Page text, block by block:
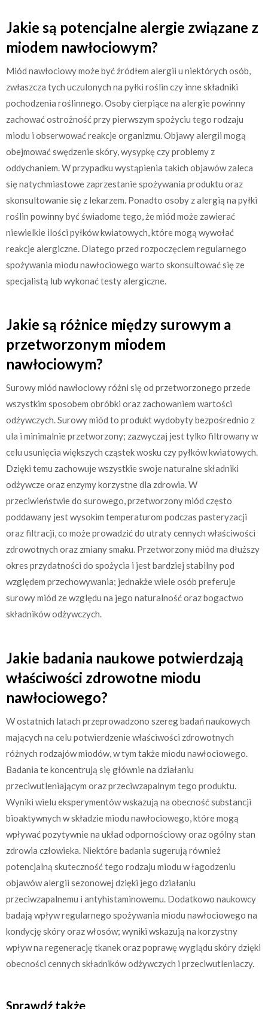
Jakie są potencjalne alergie związane z
miodem nawłociowym?
Miód nawłociowy może być źródłem alergii u niektórych osób,
zwłaszcza tych uczulonych na pyłki roślin czy inne składniki
pochodzenia roślinnego. Osoby cierpiące na alergie powinny
zachować ostrożność przy pierwszym spożyciu tego rodzaju
miodu i obserwować reakcje organizmu. Objawy alergii mogą
obejmować swędzenie skóry, wysypkę czy problemy z
oddychaniem. W przypadku wystąpienia takich objawów zaleca
się natychmiastowe zaprzestanie spożywania produktu oraz
skonsultowanie się z lekarzem. Ponadto osoby z alergią na pyłki
roślin powinny być świadome tego, że miód może zawierać
niewielkie ilości pyłków kwiatowych, które mogą wywołać
reakcje alergiczne. Dlatego przed rozpoczęciem regularnego
spożywania miodu nawłociowego warto skonsultować się ze
specjalistą lub wykonać testy alergiczne.
Jakie są różnice między surowym a
przetworzonym miodem
nawłociowym?
Surowy miód nawłociowy różni się od przetworzonego przede
wszystkim sposobem obróbki oraz zachowaniem wartości
odżywczych. Surowy miód to produkt wydobyty bezpośrednio z
ula i minimalnie przetworzony; zazwyczaj jest tylko filtrowany w
celu usunięcia większych cząstek wosku czy pyłków kwiatowych.
Dzięki temu zachowuje wszystkie swoje naturalne składniki
odżywcze oraz enzymy korzystne dla zdrowia. W
przeciwieństwie do surowego, przetworzony miód często
poddawany jest wysokim temperaturom podczas pasteryzacji
oraz filtracji, co może prowadzić do utraty cennych właściwości
zdrowotnych oraz zmiany smaku. Przetworzony miód ma dłuższy
okres przydatności do spożycia i jest bardziej stabilny pod
względem przechowywania; jednakże wiele osób preferuje
surowy miód ze względu na jego naturalność oraz bogactwo
składników odżywczych.
Jakie badania naukowe potwierdzają
właściwości zdrowotne miodu
nawłociowego?
W ostatnich latach przeprowadzono szereg badań naukowych
mających na celu potwierdzenie właściwości zdrowotnych
różnych rodzajów miodów, w tym także miodu nawłociowego.
Badania te koncentrują się głównie na działaniu
przeciwutleniającym oraz przeciwzapalnym tego produktu.
Wyniki wielu eksperymentów wskazują na obecność substancji
bioaktywnych w składzie miodu nawłociowego, które mogą
wpływać pozytywnie na układ odpornościowy oraz ogólny stan
zdrowia człowieka. Niektóre badania sugerują również
potencjalną skuteczność tego rodzaju miodu w łagodzeniu
objawów alergii sezonowej dzięki jego działaniu
przeciwzapalnemu i antyhistaminowemu. Dodatkowo naukowcy
badają wpływ regularnego spożywania miodu nawłociowego na
kondycję skóry oraz włosów; wyniki wskazują na korzystny
wpływ na regenerację tkanek oraz poprawę wyglądu skóry dzięki
obecności cennych składników odżywczych i przeciwutleniaczy.
Sprawdź także